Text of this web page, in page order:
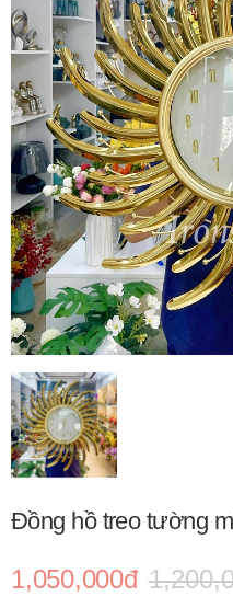
Đồng hồ treo tường
1,050,000đ